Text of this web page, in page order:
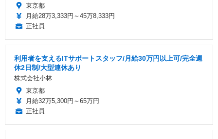
東京都
月給28万3,333円～45万8,333円
正社員
利用者を支えるITサポートスタッフ/月給30万円以上可/完全週
休2日制/大型連休あり
株式会社小林
東京都
月給32万5,300円～65万円
正社員